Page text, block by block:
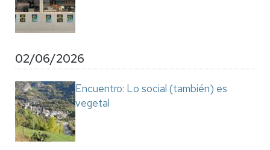
02/06/2026
Encuentro: Lo social (también) es
vegetal